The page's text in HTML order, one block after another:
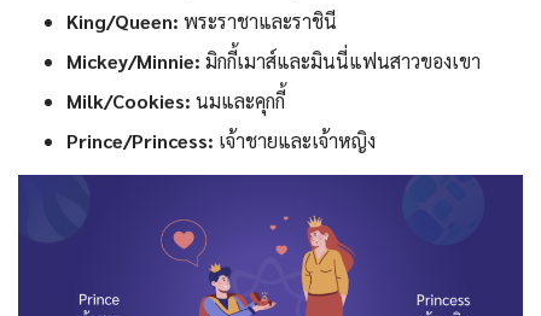
King/Queen: พระราชาและราชินี
Mickey/Minnie: มิกกี้เมาส์และมินนี่แฟนสาวของเขา
Milk/Cookies: นมและคุกกี้
Prince/Princess: เจ้าชายและเจ้าหญิง